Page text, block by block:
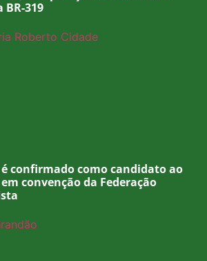
319
é confirmado como candidato ao
convenção da Federação